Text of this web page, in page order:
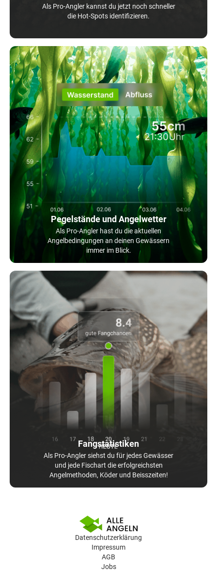
Als Pro-Angler kannst du jetzt noch schneller
die Hot-Spots identifizieren.
Pegelstände und Angelwetter
Als Pro-Angler hast du die aktuellen
Angelbedingungen an deinen Gewässern
immer im Blick.
Fangstatistiken
Als Pro-Angler siehst du für jedes Gewässer
und jede Fischart die erfolgreichsten
Angelmethoden, Köder und Beisszeiten!
Datenschutzerklärung
Impressum
AGB
Jobs